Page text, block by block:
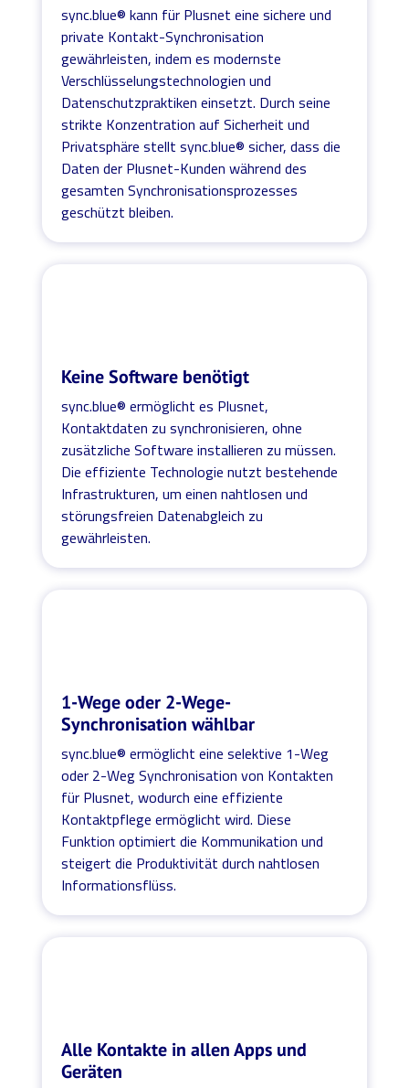
sync.blue® kann für Plusnet eine sichere und
private Kontakt-Synchronisation
gewährleisten, indem es modernste
Verschlüsselungstechnologien und
Datenschutzpraktiken einsetzt. Durch seine
strikte Konzentration auf Sicherheit und
Privatsphäre stellt sync.blue® sicher, dass die
Daten der Plusnet-Kunden während des
gesamten Synchronisationsprozesses
geschützt bleiben.
Keine Software benötigt
sync.blue® ermöglicht es Plusnet,
Kontaktdaten zu synchronisieren, ohne
zusätzliche Software installieren zu müssen.
Die effiziente Technologie nutzt bestehende
Infrastrukturen, um einen nahtlosen und
störungsfreien Datenabgleich zu
gewährleisten.
1-Wege oder 2-Wege-
Synchronisation wählbar
sync.blue® ermöglicht eine selektive 1-Weg
oder 2-Weg Synchronisation von Kontakten
für Plusnet, wodurch eine effiziente
Kontaktpflege ermöglicht wird. Diese
Funktion optimiert die Kommunikation und
steigert die Produktivität durch nahtlosen
Informationsflüss.
Alle Kontakte in allen Apps und
Geräten